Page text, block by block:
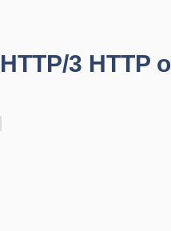
HTTP/3 HTTP